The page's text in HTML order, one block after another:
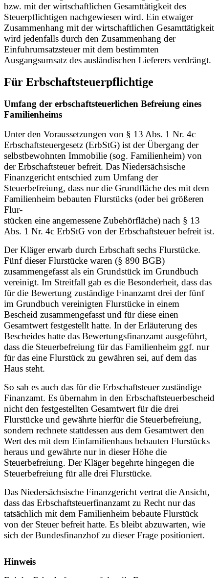
bzw. mit der wirtschaftlichen Gesamttätigkeit des
Steuerpflichtigen nachgewiesen wird. Ein etwaiger
Zusammenhang mit der wirtschaftlichen Gesamttätigkeit
wird jedenfalls durch den Zusammenhang der
Einfuhrumsatzsteuer mit dem bestimmten
Ausgangsumsatz des ausländischen Lieferers verdrängt.
Für Erbschaftsteuerpflichtige
Umfang der erbschaftsteuerlichen Befreiung eines
Familienheims
Unter den Voraussetzungen von § 13 Abs. 1 Nr. 4c
Erbschaftsteuergesetz (ErbStG) ist der Übergang der
selbstbewohnten Immobilie (sog. Familienheim) von
der Erbschaftsteuer befreit. Das Niedersächsische
Finanzgericht entschied zum Umfang der
Steuerbefreiung, dass nur die Grundfläche des mit dem
Familienheim bebauten Flurstücks (oder bei größeren
Flur-
stücken eine angemessene Zubehörfläche) nach § 13
Abs. 1 Nr. 4c ErbStG von der Erbschaftsteuer befreit ist.
Der Kläger erwarb durch Erbschaft sechs Flurstücke.
Fünf dieser Flurstücke waren (§ 890 BGB)
zusammengefasst als ein Grundstück im Grundbuch
vereinigt. Im Streitfall gab es die Besonderheit, dass das
für die Bewertung zuständige Finanzamt drei der fünf
im Grundbuch vereinigten Flurstücke in einem
Bescheid zusammengefasst und für diese einen
Gesamtwert festgestellt hatte. In der Erläuterung des
Bescheides hatte das Bewertungsfinanzamt ausgeführt,
dass die Steuerbefreiung für das Familienheim ggf. nur
für das eine Flurstück zu gewähren sei, auf dem das
Haus steht.
So sah es auch das für die Erbschaftsteuer zuständige
Finanzamt. Es übernahm in den Erbschaftsteuerbescheid
nicht den festgestellten Gesamtwert für die drei
Flurstücke und gewährte hierfür die Steuerbefreiung,
sondern rechnete stattdessen aus dem Gesamtwert den
Wert des mit dem Einfamilienhaus bebauten Flurstücks
heraus und gewährte nur in dieser Höhe die
Steuerbefreiung. Der Kläger begehrte hingegen die
Steuerbefreiung für alle drei Flurstücke.
Das Niedersächsische Finanzgericht vertrat die Ansicht,
dass das Erbschaftsteuerfinanzamt zu Recht nur das
tatsächlich mit dem Familienheim bebaute Flurstück
von der Steuer befreit hatte. Es bleibt abzuwarten, wie
sich der Bundesfinanzhof zu dieser Frage positioniert.
Hinweis